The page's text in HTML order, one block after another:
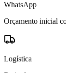
WhatsApp
Orçamento inicial
Logística